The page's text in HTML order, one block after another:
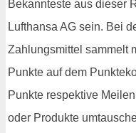
Bekannteste aus dieser
Lufthansa AG sein. Bei
Zahlungsmittel sammelt
Punkte auf dem
Punkte respektive
oder Produkte